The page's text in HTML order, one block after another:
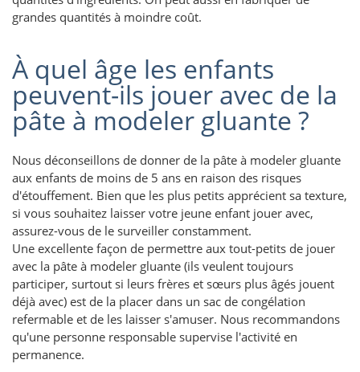
grandes quantités à moindre coût.
À quel âge les enfants
peuvent-ils jouer avec de la
pâte à modeler gluante ?
Nous déconseillons de donner de la pâte à modeler gluante
aux enfants de moins de 5 ans en raison des risques
d'étouffement. Bien que les plus petits apprécient sa texture,
si vous souhaitez laisser votre jeune enfant jouer avec,
assurez-vous de le surveiller constamment.
Une excellente façon de permettre aux tout-petits de jouer
avec la pâte à modeler gluante (ils veulent toujours
participer, surtout si leurs frères et sœurs plus âgés jouent
déjà avec) est de la placer dans un sac de congélation
refermable et de les laisser s'amuser. Nous recommandons
qu'une personne responsable supervise l'activité en
permanence.